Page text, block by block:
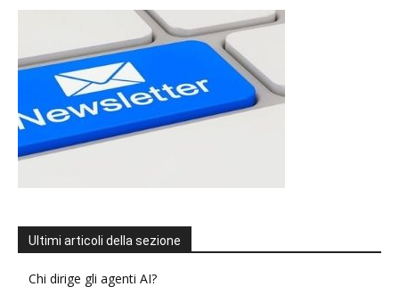
Ultimi articoli della sezione
Chi dirige gli agenti AI?